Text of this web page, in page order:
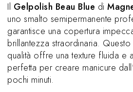
Il Gelpolish Beau Blue di
uno smalto semipermanente
garantisce una copertura
brillantezza straordinaria. Questo
qualità offre una texture fluida e
perfetta per creare manicure
pochi minuti.